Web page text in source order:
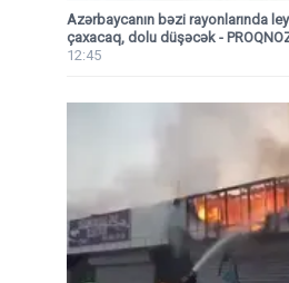
Azərbaycanın bəzi rayonlarında
çaxacaq, dolu düşəcək -
12:45